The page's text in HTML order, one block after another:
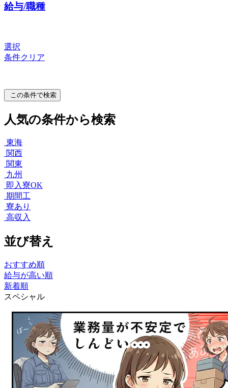
給与/職種
選択
条件クリア
この条件で検索
人気の条件から検索
東海
関西
関東
九州
即入寮OK
期間工
寮あり
高収入
並び替え
おすすめ順
給与が高い順
新着順
スペシャル